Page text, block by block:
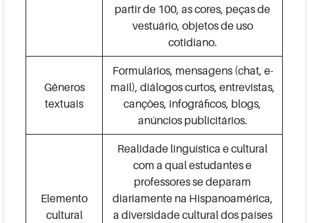
partir de 100, as cores, peças de
vestuário, objetos de uso
cotidiano.
Gêneros
textuais
Formulários, mensagens (chat, e-
mail), diálogos curtos, entrevistas,
canções, infográficos, blogs,
anúncios publicitários.
Elemento
cultural
Realidade linguística e cultural
com a qual estudantes e
professores se deparam
diariamente na Hispanoamérica,
a diversidade cultural dos países